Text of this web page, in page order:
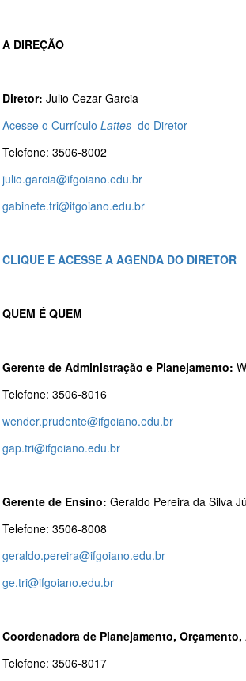
A DIREÇÃO
Diretor: Julio Cezar Garcia
Acesse o Currículo Lattes do Diretor
Telefone: 3506-8002
julio.garcia@ifgoiano.edu.br
gabinete.tri@ifgoiano.edu.br
CLIQUE E ACESSE A AGENDA DO DIRETOR
QUEM É QUEM
Gerente de Administração e Planejamento:
Telefone: 3506-8016
wender.prudente@ifgoiano.edu.br
gap.tri@ifgoiano.edu.br
Gerente de Ensino: Geraldo Pereira da Silva
Telefone: 3506-8008
geraldo.pereira@ifgoiano.edu.br
ge.tri@ifgoiano.edu.br
Coordenadora de Planejamento,
Telefone: 3506-8017